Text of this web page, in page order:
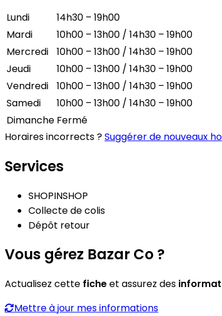
Lundi
14h30 – 19h00
Mardi
10h00 – 13h00 / 14h30 – 19h00
Mercredi
10h00 – 13h00 / 14h30 – 19h00
Jeudi
10h00 – 13h00 / 14h30 – 19h00
Vendredi
10h00 – 13h00 / 14h30 – 19h00
Samedi
10h00 – 13h00 / 14h30 – 19h00
Dimanche Fermé
Horaires incorrects ?Suggérer de nouveaux
Services
SHOPINSHOP
Collecte de colis
Dépôt retour
Vous gérez Bazar Co ?
Actualisez cette ficheet assurez des
Mettre à jour mes informations